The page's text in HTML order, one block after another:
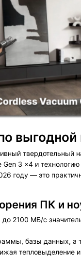
твердотельный
3 x4 и
году — это
ПК и
до 2100 МБ/с
базы данных, а
тепловыделение